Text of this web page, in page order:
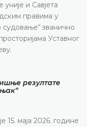
уније и Савјета
правима у
званично
Уставног
резултате
15. маја 2026. године